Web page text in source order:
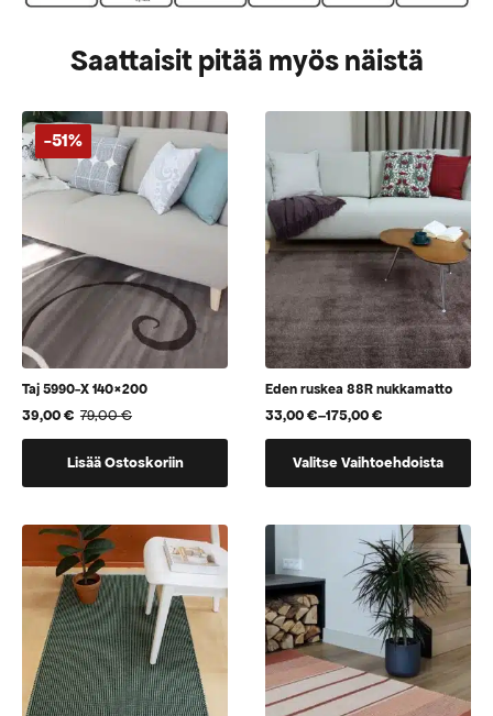
Saattaisit pitää myös näistä
-51%
Taj 5990-X 140×200
79,00€
Alkuperäinen
hinta
39,00€
Nykyinen
hinta
Lisää Ostoskoriin
Eden ruskea 88R nukkamatto
33,00€–175,00€
Hintaluokka:
33,00 €
Valitse Vaihtoehdoista
useampi
muunnelma.
Voit
tehdä
valinnat
tuotteen
sivulla.